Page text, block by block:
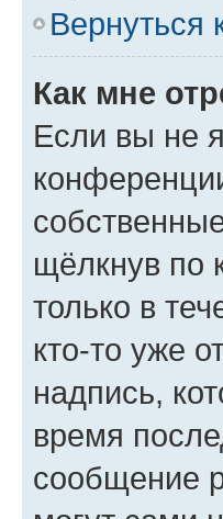
Вернуться
Как мне
Если вы не
щёлкнув по
только в
кто-то уже
надпись,
время
сообщение